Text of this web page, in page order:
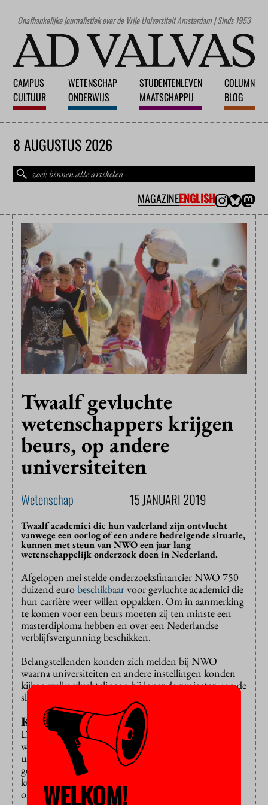
Onafhankelijke journalistiek over de Vrije Universiteit Amsterdam | Sinds 1953
CAMPUS
CULTUUR
WETENSCHAP
ONDERWIJS
STUDENTENLEVEN
MAATSCHAPPIJ
COLUMN
BLOG
8 AUGUSTUS 2026
MAGAZINEENGLISH
Twaalf gevluchte
wetenschappers krijgen
beurs, op andere
universiteiten
Wetenschap 15 JANUARI 2019
Twaalf academici die hun vaderland zijn ontvlucht
vanwege een oorlog of een andere bedreigende situatie,
kunnen met steun van NWO een jaar lang
wetenschappelijk onderzoek doen in Nederland.
Afgelopen mei stelde onderzoeksfinancier NWO 750
duizend eurobeschikbaarvoor gevluchte academici die
hun carrière weer willen oppakken. Om in aanmerking
te komen voor een beurs moeten zij ten minste een
masterdiploma hebben en over een Nederlandse
verblijfsvergunning beschikken.
Belangstellenden konden zich melden bij NWO
waarna universiteiten en andere instellingen konden
kijken welke vluchtelingen bij lopende projecten aan de
slag konden als junior- of senioronderzoeker.
Klimaatverandering in Suriname
De instellingen dienden in totaal 41 aanvragen in,
waarvan er 12 zijn gehonoreerd
uiteenlopende onderzoeken, bijvoorbeeld naar de
gevolgen van klimaatverandering voor de Surinaamse
kust, het gebruik van geavanceerde MRI-technieken
om het risico op een herseninfarct bij de behandeling
WELKOM!